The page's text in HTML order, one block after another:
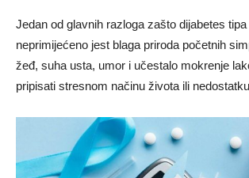
Jedan od glavnih razloga zašto dijabetes
neprimijećeno jest blaga priroda početnih
žeđ, suha usta, umor i učestalo mokrenje
pripisati stresnom načinu života ili